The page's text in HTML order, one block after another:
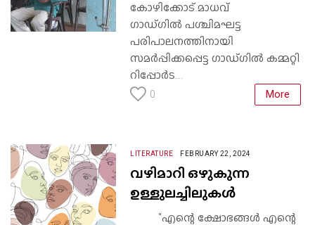
കോഴിക്കോട്.മാധവ്
ഗാഡ്ഗിൽ പശ്ചിമഘട്ട
പരിപാലനത്തിനായി
സമർപ്പിക്കപ്പെട്ട ഗാഡ്ഗിൽ കമ്മറ്റി
റിപ്പോർട...
0 More
LITERATURE FEBRUARY 22, 2024
വഴിമാറി ഒഴുകുന്ന
ഉള്ളുലച്ചിലുകൾ
"എന്റെ ക്ഷോഭങ്ങൾ എന്റെ